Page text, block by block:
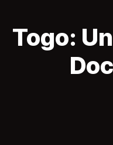
Togo: